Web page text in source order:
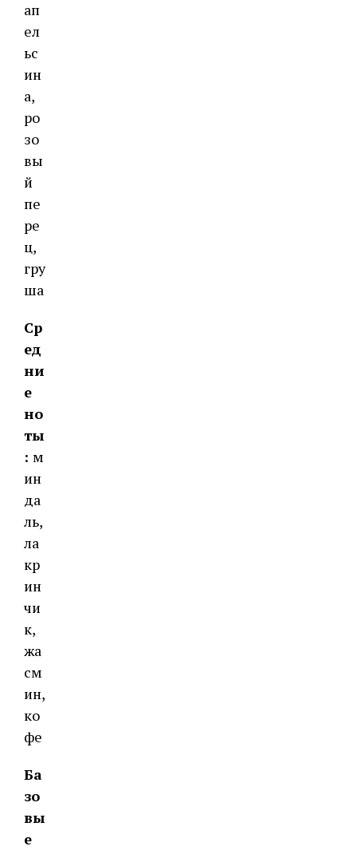
ап
ел
ьс
ин
а,
ро
зо
вы
й
пе
ре
ц,
гру
ша
Ср
ед
ни
е
но
ты
: м
ин
да
ль,
ла
кр
ин
чи
к,
жа
см
ин,
ко
фе
Ба
зо
вы
е